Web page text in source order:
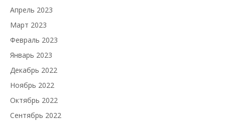
Апрель 2023
Март 2023
Февраль 2023
Январь 2023
Декабрь 2022
Ноябрь 2022
Октябрь 2022
Сентябрь 2022